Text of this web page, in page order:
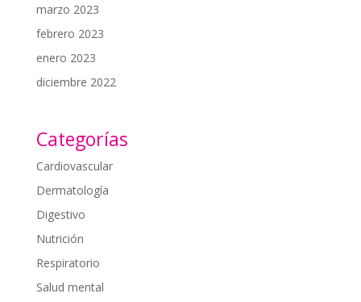
marzo 2023
febrero 2023
enero 2023
diciembre 2022
Categorías
Cardiovascular
Dermatología
Digestivo
Nutrición
Respiratorio
Salud mental